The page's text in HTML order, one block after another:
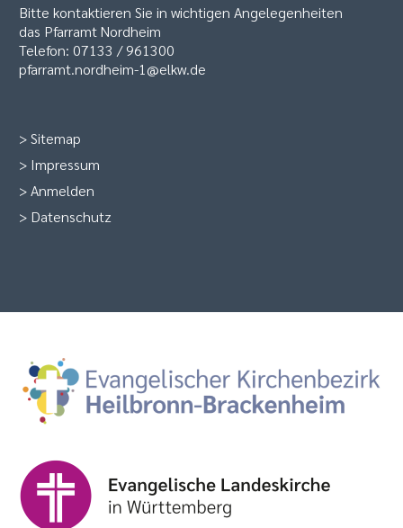
Bitte kontaktieren Sie in wichtigen Angelegenheiten
das Pfarramt Nordheim
Telefon: 07133 / 961300
pfarramt.nordheim-1@elkw.de
>Sitemap
> Impressum
>Anmelden
> Datenschutz